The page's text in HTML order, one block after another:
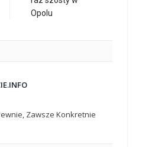
Opolu
Zawsze Konkretnie